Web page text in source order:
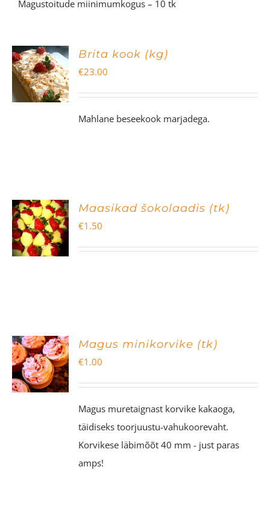
Magustoitude miinimumkogus – 10 tk
Brita kook (kg)
€23.00
Mahlane beseekook marjadega.
Maasikad šokolaadis (tk)
€1.50
Magus minikorvike (tk)
€1.00
Magus muretaignast korvike kakaoga,
täidiseks toorjuustu-vahukoorevaht.
Korvikese läbimõõt 40 mm - just paras
amps!